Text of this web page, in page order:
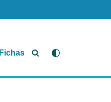
Fichas